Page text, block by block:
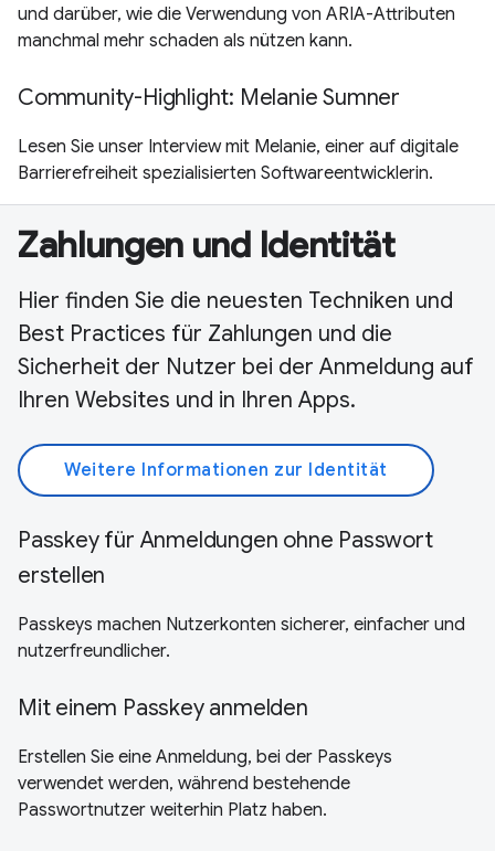
und darüber, wie die Verwendung von ARIA-Attributen
manchmal mehr schaden als nützen kann.
Community-Highlight: Melanie Sumner
Lesen Sie unser Interview mit Melanie, einer auf digitale
Barrierefreiheit spezialisierten Softwareentwicklerin.
Zahlungen und Identität
Hier finden Sie die neuesten Techniken und
Best Practices für Zahlungen und die
Sicherheit der Nutzer bei der Anmeldung auf
Ihren Websites und in Ihren Apps.
Weitere Informationen zur Identität
Passkey für Anmeldungen ohne Passwort
erstellen
Passkeys machen Nutzerkonten sicherer, einfacher und
nutzerfreundlicher.
Mit einem Passkey anmelden
Erstellen Sie eine Anmeldung, bei der Passkeys
verwendet werden, während bestehende
Passwortnutzer weiterhin Platz haben.